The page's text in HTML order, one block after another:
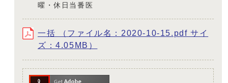
曜・休日当番医
一括 （ファイル名：2020-10-15.pdf サイ
ズ：4.05MB）